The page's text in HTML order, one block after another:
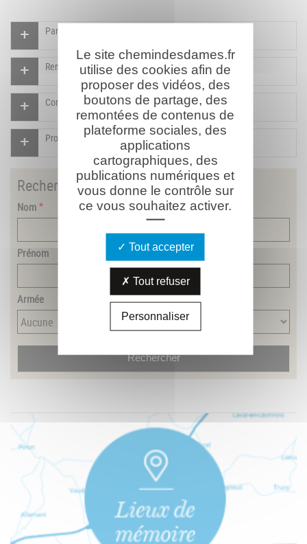
Participer à l'indexation du Mémorial virtuel
Rendre un hommage pour ce combattant
Compléter la fiche pour ce combattant
Proposer un document pour ce combattant
Rechercherun combattant
Nom
Prénom
Armée
Le site chemindesdames.fr
utilise des cookies afin de
proposer des vidéos, des
boutons de partage, des
remontées de contenus de
plateforme sociales, des
applications
cartographiques, des
publications numériques et
vous donne le contrôle sur
ce vous souhaitez activer.
Tout accepter
Tout refuser
Personnaliser